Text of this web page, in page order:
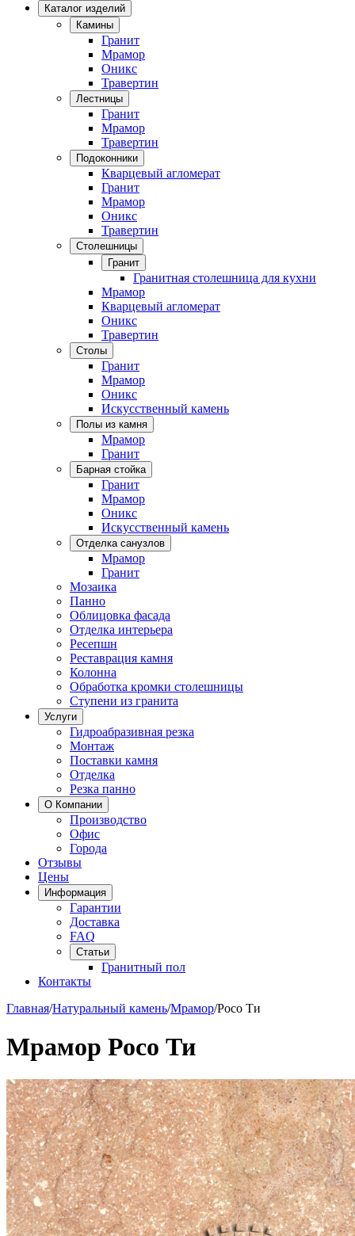
Каталог изделий
Камины
Гранит
Мрамор
Оникс
Травертин
Лестницы
Гранит
Мрамор
Травертин
Подоконники
Кварцевый агломерат
Гранит
Мрамор
Оникс
Травертин
Столешницы
Гранит
Гранитная столешница для кухни
Мрамор
Кварцевый агломерат
Оникс
Травертин
Столы
Гранит
Мрамор
Оникс
Искусственный камень
Полы из камня
Мрамор
Гранит
Барная стойка
Гранит
Мрамор
Оникс
Искусственный камень
Отделка санузлов
Мрамор
Гранит
Мозаика
Панно
Облицовка фасада
Отделка интерьера
Ресепшн
Реставрация камня
Колонна
Обработка кромки столешницы
Ступени из гранита
Услуги
Гидроабразивная резка
Монтаж
Поставки камня
Отделка
Резка панно
О Компании
Производство
Офис
Города
Отзывы
Цены
Информация
Гарантии
Доставка
FAQ
Статьи
Гранитный пол
Контакты
Главная/Натуральный камень/Мрамор/Росо Ти
Мрамор Росо Ти